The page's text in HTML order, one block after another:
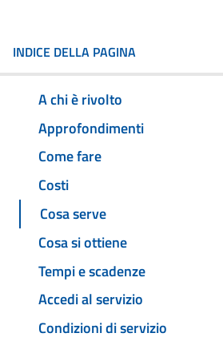
INDICE DELLA PAGINA
A chi è rivolto
Approfondimenti
Come fare
Costi
Cosa serve
Cosa si ottiene
Tempi e scadenze
Accedi al servizio
Condizioni di servizio